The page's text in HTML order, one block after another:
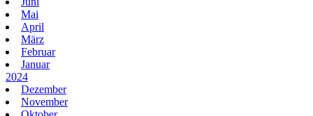
Mai
April
März
Februar
Januar
2024
Dezember
November